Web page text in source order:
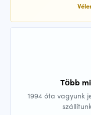
Több
1994 óta vagyunk